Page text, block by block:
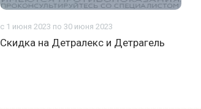
с 1 июня 2023 по 30 июня 2023
Скидка на Детралекс и Детрагель